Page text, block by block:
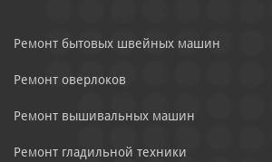
Ремонт бытовых швейных машин
Ремонт оверлоков
Ремонт вышивальных машин
Ремонт гладильной техники